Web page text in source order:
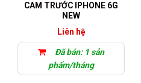
CAM TRƯỚC IPHONE 6G
NEW
Liên hệ
Đã bán: 1 sản
phẩm/tháng